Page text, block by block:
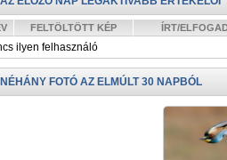
FELTÖLTÖTT KÉP ÍRT/
ilyen felhasználó
NÉHÁNY FOTÓ AZ ELMÚLT 30 NAPBÓL